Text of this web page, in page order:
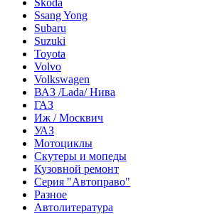
Skoda
Ssang Yong
Subaru
Suzuki
Toyota
Volvo
Volkswagen
ВАЗ /Lada/ Нива
ГАЗ
Иж / Москвич
УАЗ
Мотоциклы
Скутеры и мопеды
Кузовной ремонт
Серия "Автоправо"
Разное
Автолитература